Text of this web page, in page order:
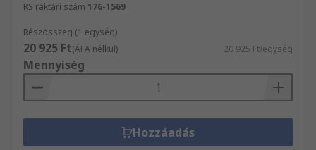
RS raktári szám 176-1569
Részösszeg (1 egység)
20 925 Ft(ÁFA nélkül) 20 925 Ft/egység
Mennyiség
Hozzáadás